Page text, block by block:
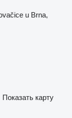
u Brna,
Показать карту